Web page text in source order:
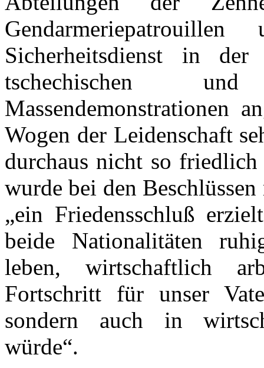
Sicherheitsdienst in
tschechischen
Massendemonstrationen
Wogen der Leidenschaft
durchaus nicht so
wurde bei den
„ein Friedensschluß
beide Nationalitäten
leben, wirtschaftlich
Fortschritt für unser
sondern auch in
würde“.